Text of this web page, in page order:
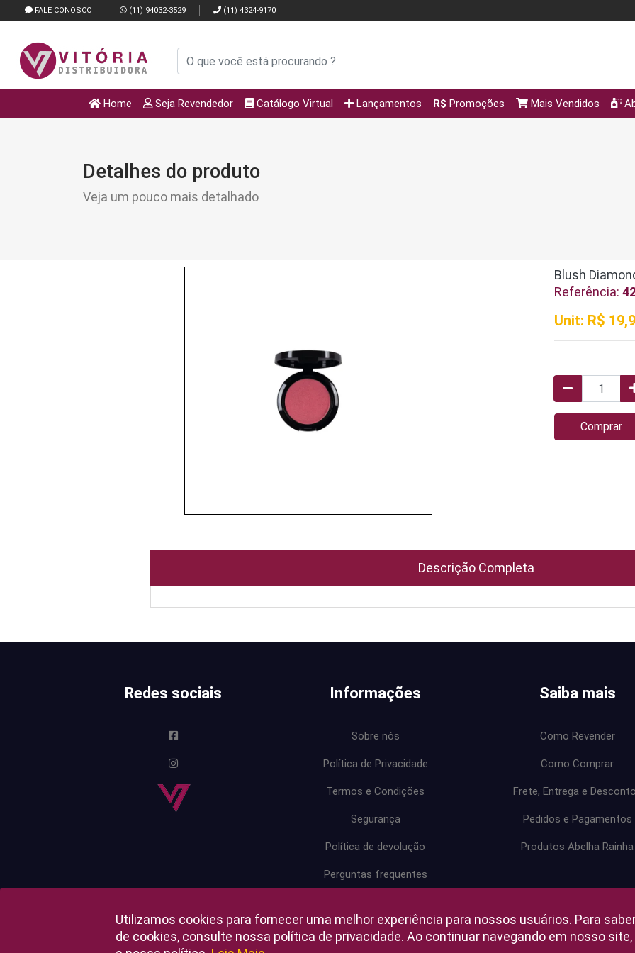
FALE CONOSCO (11) 94032-3529 (11) 4324-9170
Home Seja Revendedor Catálogo Virtual Lançamentos R$ Promoções Mais Vendidos
Detalhes do produto
Veja um pouco mais detalhado
Blush
Referência:
Unit: R$
Comprar
Descrição Completa
Utilizamos cookies para fornecer uma melhor experiência para nossos usuários. Para
de cookies, consulte nossa política de privacidade. Ao continuar navegando em nosso
Redes sociais Informações
Sobre nós
Política de Privacidade
Termos e Condições
Segurança
Política de devolução
Perguntas frequentes
Saiba mais
Como Revender
Como Comprar
Frete, Entrega e
Pedidos e Pagamentos
Produtos Abelha Rainha